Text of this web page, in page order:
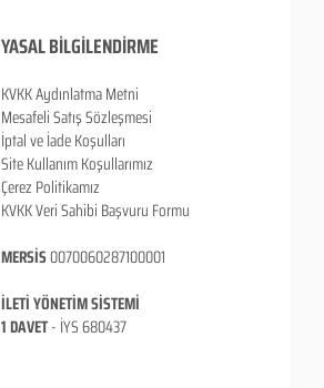
YASAL BİLGİLENDİRME
KVKK Aydınlatma Metni
Mesafeli Satış Sözleşmesi
İptal ve İade Koşulları
Site Kullanım Koşullarımız
Çerez Politikamız
KVKK Veri Sahibi Başvuru Formu
MERSİS0070060287100001
İLETİ YÖNETİM SİSTEMİ
1 DAVET- İYS 680437